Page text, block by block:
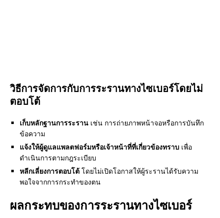
วิธีการจัดการกับการระรานทางไซเบอร์โดยไม่
ตอบโต้
เก็บหลักฐานการระราน เช่น การถ่ายภาพหน้าจอหรือการบันทึก
ข้อความ
แจ้งให้ผู้ดูแลแพลตฟอร์มหรือเจ้าหน้าที่ที่เกี่ยวข้องทราบ เพื่อ
ดำเนินการตามกฎระเบียบ
หลีกเลี่ยงการตอบโต้ โดยไม่เปิดโอกาสให้ผู้ระรานได้รับความ
พอใจจากการกระทำของตน
ผลกระทบของการระรานทางไซเบอร์